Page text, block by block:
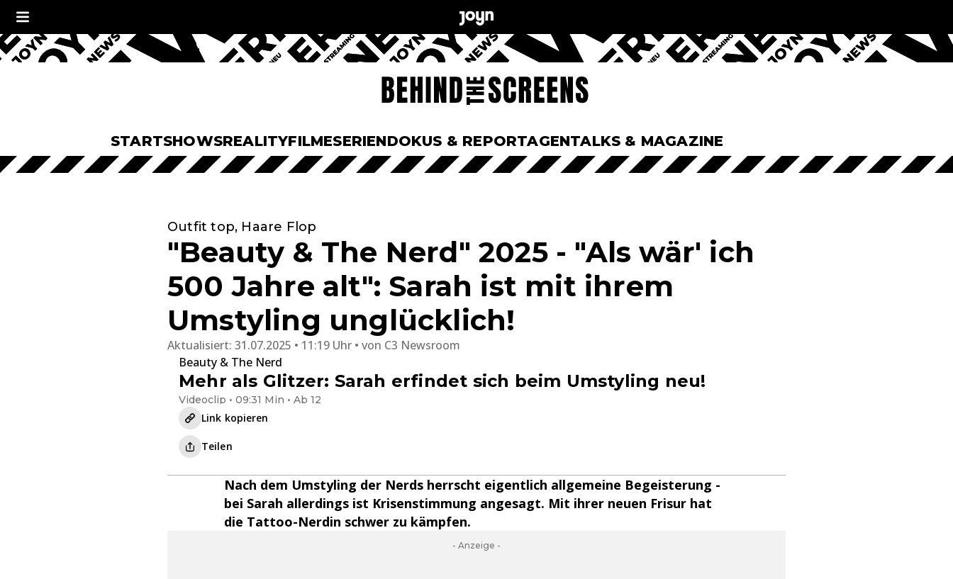
STARTSHOWSREALITYFILMESERIENDOKUS & REPORTAGENTALKS & MAGAZINE
Outfit top, Haare Flop
"Beauty & The Nerd" 2025 - "Als wär' ich
500 Jahre alt": Sarah ist mit ihrem
Umstyling unglücklich!
Aktualisiert: 31.07.2025 • 11:19 Uhr von C3 Newsroom
Beauty & The Nerd
Mehr als Glitzer: Sarah erfindet sich beim Umstyling neu!
Videoclip • 09:31 Min • Ab 12
Link kopieren
Teilen
Nach dem Umstyling der Nerds herrscht eigentlich allgemeine Begeisterung -
bei Sarah allerdings ist Krisenstimmung angesagt. Mit ihrer neuen Frisur hat
die Tattoo-Nerdin schwer zu kämpfen.
- Anzeige -